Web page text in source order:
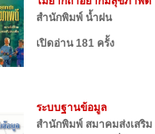
สำนักพิมพ์ น้ำฝน
เปิดอ่าน 181 ครั้ง
ระบบฐานข้อมูล
สำนักพิมพ์ สมาคมส่งเสริม